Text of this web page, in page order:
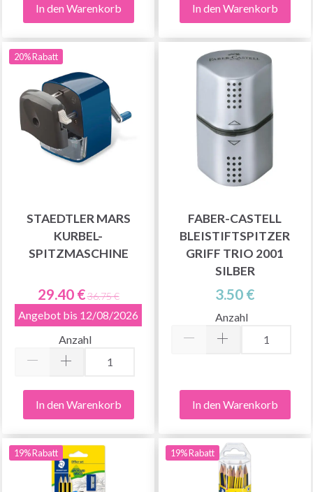
In den Warenkorb In den Warenkorb
20% Rabatt
STAEDTLER MARS
KURBEL-
SPITZMASCHINE
29.40 €36.75 €
Angebot bis 12/08/2026
Anzahl
In den Warenkorb
FABER-CASTELL
BLEISTIFTSPITZER
GRIFF TRIO 2001
SILBER
3.50 €
Anzahl
In den Warenkorb
19% Rabatt 19% Rabatt